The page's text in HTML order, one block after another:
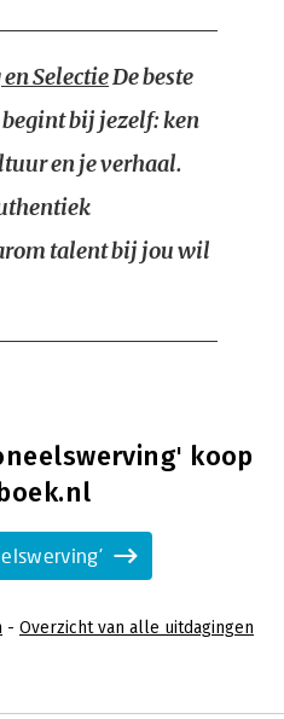
SelectieDe beste
bij jezelf: ken
en je verhaal.
talent bij jou wil
koop
- Overzicht van alle uitdagingen